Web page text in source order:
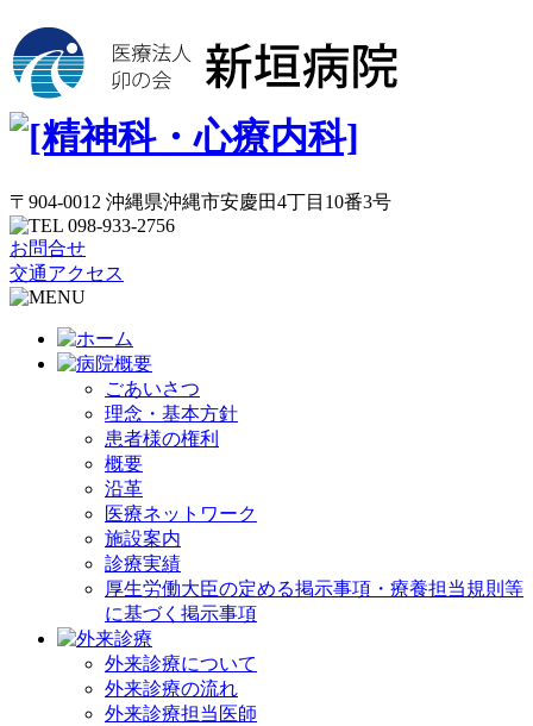
〒904-0012 沖縄県沖縄市安慶田4丁目10番3号
お問合せ
交通アクセス
ごあいさつ
理念・基本方針
患者様の権利
概要
沿革
医療ネットワーク
施設案内
診療実績
厚生労働大臣の定める掲示事項・療養担当規則等
に基づく掲示事項
外来診療について
外来診療の流れ
外来診療担当医師